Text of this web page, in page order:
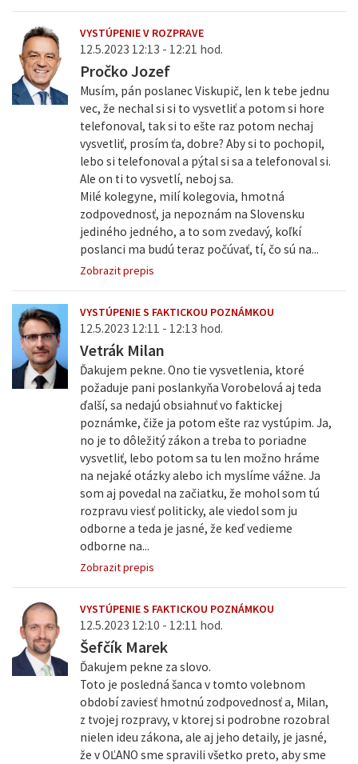
VYSTÚPENIE V ROZPRAVE
12.5.2023 12:13 - 12:21 hod.
Pročko Jozef
Musím, pán poslanec Viskupič, len k tebe jednu
vec, že nechal si si to vysvetliť a potom si hore
telefonoval, tak si to ešte raz potom nechaj
vysvetliť, prosím ťa, dobre? Aby si to pochopil,
lebo si telefonoval a pýtal si sa a telefonoval si.
Ale on ti to vysvetlí, neboj sa.
Milé kolegyne, milí kolegovia, hmotná
zodpovednosť, ja nepoznám na Slovensku
jediného jedného, a to som zvedavý, koľkí
poslanci ma budú teraz počúvať, tí, čo sú na...
Zobrazit prepis
VYSTÚPENIE S FAKTICKOU POZNÁMKOU
12.5.2023 12:11 - 12:13 hod.
Vetrák Milan
Ďakujem pekne. Ono tie vysvetlenia, ktoré
požaduje pani poslankyňa Vorobelová aj teda
ďalší, sa nedajú obsiahnuť vo faktickej
poznámke, čiže ja potom ešte raz vystúpim. Ja,
no je to dôležitý zákon a treba to poriadne
vysvetliť, lebo potom sa tu len možno hráme
na nejaké otázky alebo ich myslíme vážne. Ja
som aj povedal na začiatku, že mohol som tú
rozpravu viesť politicky, ale viedol som ju
odborne a teda je jasné, že keď vedieme
odborne na...
Zobrazit prepis
VYSTÚPENIE S FAKTICKOU POZNÁMKOU
12.5.2023 12:10 - 12:11 hod.
Šefčík Marek
Ďakujem pekne za slovo.
Toto je posledná šanca v tomto volebnom
období zaviesť hmotnú zodpovednosť a, Milan,
z tvojej rozpravy, v ktorej si podrobne rozobral
nielen ideu zákona, ale aj jeho detaily, je jasné,
že v OĽANO sme spravili všetko preto, aby sme